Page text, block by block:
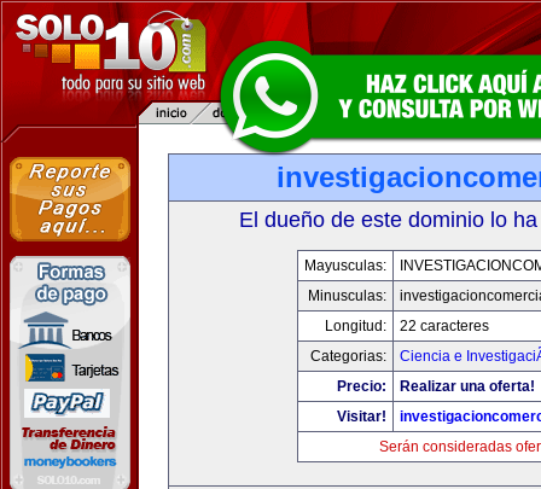
El dueño de este dominio lo
Mayusculas:
Minusculas:
Longitud:
22 caracteres
Categorias:
Ciencia e
Precio:
Realizar una oferta!
Visitar!
Serán consideradas